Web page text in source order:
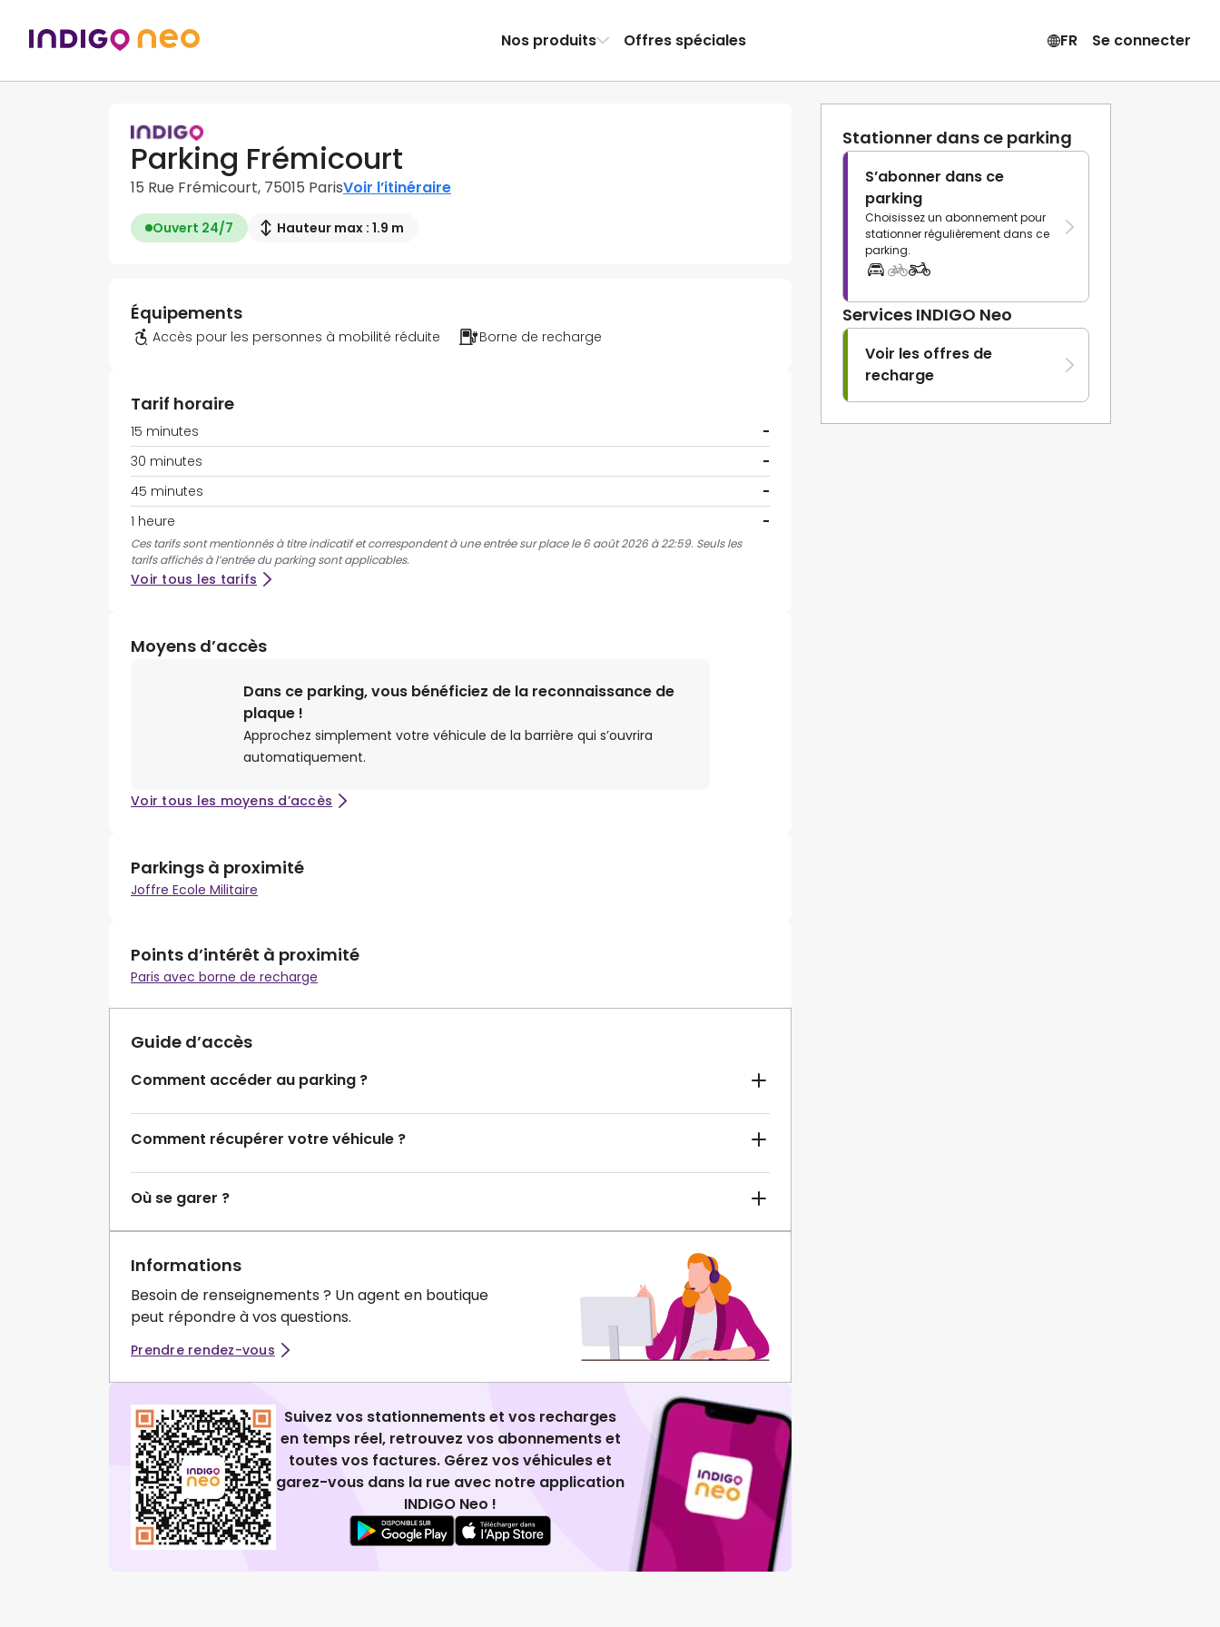
Nos produits Offres spéciales FR Se connecter
Parking Frémicourt
15 Rue Frémicourt, 75015 ParisVoir l’itinéraire
Ouvert 24/7 Hauteur max : 1.9 m
Stationner dans ce parking
S’abonner dans ce
parking
Choisissez un abonnement pour
stationner régulièrement dans ce
parking.
Services INDIGO Neo
Voir les offres de
recharge
Équipements
Accès pour les personnes à mobilité réduite Borne de recharge
Tarif horaire
15 minutes
-
30 minutes
-
45 minutes
-
1 heure
-
Ces tarifs sont mentionnés à titre indicatif et correspondent à une entrée sur place le 6 août 2026 à 22:59. Seuls les
tarifs affichés à l’entrée du parking sont applicables.
Voir tous les tarifs
Moyens d’accès
Dans ce parking, vous bénéficiez de la reconnaissance de
plaque !
Approchez simplement votre véhicule de la barrière qui s’ouvrira
automatiquement.
Voir tous les moyens d’accès
Parkings à proximité
Joffre Ecole Militaire
Points d’intérêt à proximité
Paris avec borne de recharge
Guide d’accès
Comment accéder au parking ?
Comment récupérer votre véhicule ?
Où se garer ?
Informations
Besoin de renseignements ? Un agent en boutique
peut répondre à vos questions.
Prendre rendez-vous
Suivez vos stationnements et vos recharges
en temps réel, retrouvez vos abonnements et
toutes vos factures. Gérez vos véhicules et
garez-vous dans la rue avec notre application
INDIGO Neo !